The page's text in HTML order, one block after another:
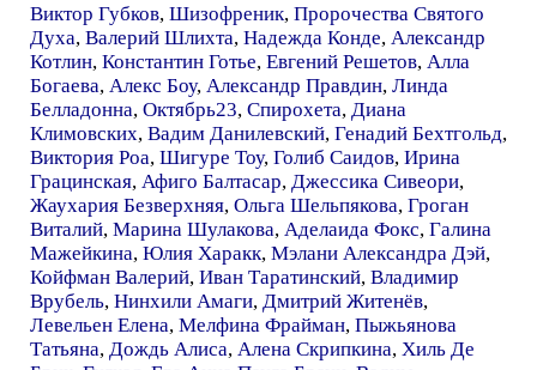
Виктор Губков, Шизофреник, Пророчества Святого
Духа, Валерий Шлихта, Надежда Конде, Александр
Котлин, Константин Готье, Евгений Решетов, Алла
Богаева, Алекс Боу, Александр Правдин, Линда
Белладонна, Октябрь23, Спирохета, Диана
Климовских, Вадим Данилевский, Генадий Бехтгольд,
Виктория Роа, Шигуре Тоу, Голиб Саидов, Ирина
Грацинская, Афиго Балтасар, Джессика Сивеори,
Жаухария Безверхняя, Ольга Шельпякова, Гроган
Виталий, Марина Шулакова, Аделаида Фокс, Галина
Мажейкина, Юлия Харакк, Мэлани Александра Дэй,
Койфман Валерий, Иван Таратинский, Владимир
Врубель, Нинхили Амаги, Дмитрий Житенёв,
Левельен Елена, Мелфина Фрайман, Пыжьянова
Татьяна, Дождь Алиса, Алена Скрипкина, Хиль Де